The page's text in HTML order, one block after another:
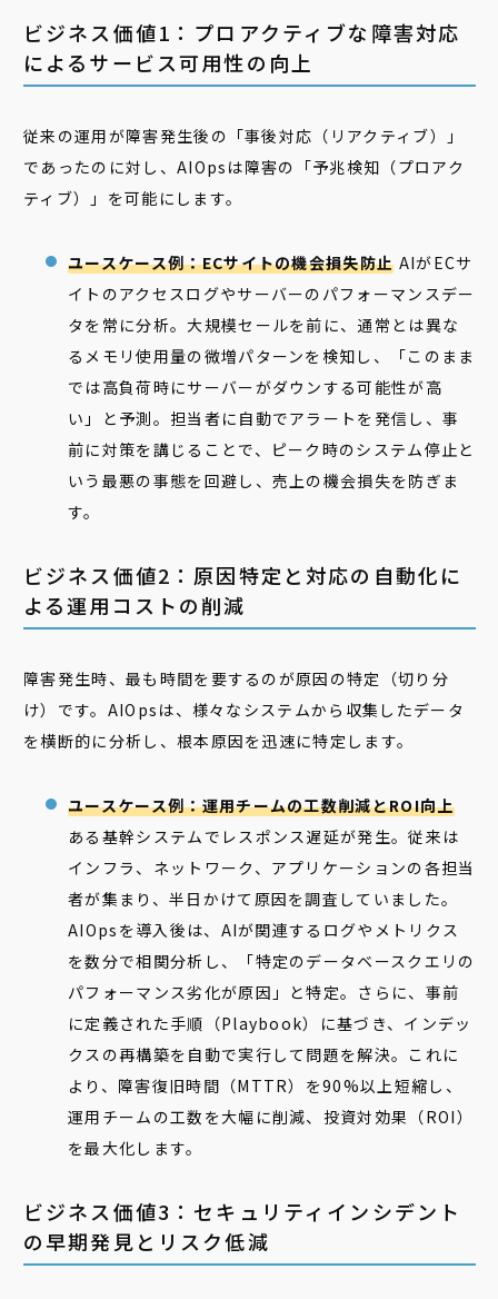
ビジネス価値1：プロアクティブな障害対応
によるサービス可用性の向上
従来の運用が障害発生後の「事後対応（リアクティブ）」
であったのに対し、AIOpsは障害の「予兆検知（プロアク
ティブ）」を可能にします。
ユースケース例：ECサイトの機会損失防止 AIがECサ
イトのアクセスログやサーバーのパフォーマンスデー
タを常に分析。大規模セールを前に、通常とは異な
るメモリ使用量の微増パターンを検知し、「このまま
では高負荷時にサーバーがダウンする可能性が高
い」と予測。担当者に自動でアラートを発信し、事
前に対策を講じることで、ピーク時のシステム停止と
いう最悪の事態を回避し、売上の機会損失を防ぎま
す。
ビジネス価値2：原因特定と対応の自動化に
よる運用コストの削減
障害発生時、最も時間を要するのが原因の特定（切り分
け）です。AIOpsは、様々なシステムから収集したデータ
を横断的に分析し、根本原因を迅速に特定します。
ユースケース例：運用チームの工数削減とROI向上
ある基幹システムでレスポンス遅延が発生。従来は
インフラ、ネットワーク、アプリケーションの各担当
者が集まり、半日かけて原因を調査していました。
AIOpsを導入後は、AIが関連するログやメトリクス
を数分で相関分析し、「特定のデータベースクエリの
パフォーマンス劣化が原因」と特定。さらに、事前
に定義された手順（Playbook）に基づき、インデッ
クスの再構築を自動で実行して問題を解決。これに
より、障害復旧時間（MTTR）を90%以上短縮し、
運用チームの工数を大幅に削減、投資対効果（ROI）
を最大化します。
ビジネス価値3：セキュリティインシデント
の早期発見とリスク低減